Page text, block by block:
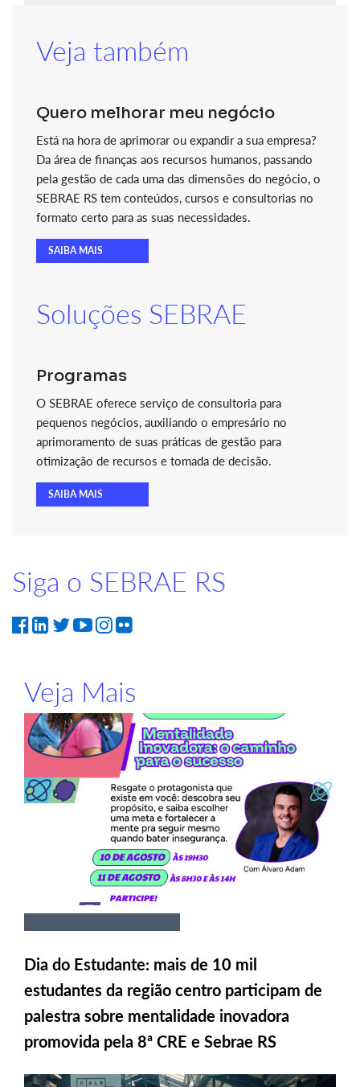
Veja também
Quero melhorar meu negócio
Está na hora de aprimorar ou expandir a sua empresa?
Da área de finanças aos recursos humanos, passando
pela gestão de cada uma das dimensões do negócio, o
SEBRAE RS tem conteúdos, cursos e consultorias no
formato certo para as suas necessidades.
SAIBA MAIS
Soluções SEBRAE
Programas
O SEBRAE oferece serviço de consultoria para
pequenos negócios, auxiliando o empresário no
aprimoramento de suas práticas de gestão para
otimização de recursos e tomada de decisão.
SAIBA MAIS
Siga o SEBRAE RS
Veja Mais
Dia do Estudante: mais de 10 mil
estudantes da região centro participam de
palestra sobre mentalidade inovadora
promovida pela 8ª CRE e Sebrae RS